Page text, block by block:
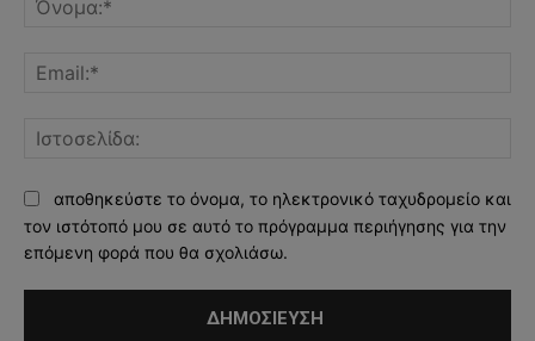
αποθηκεύστε το όνομα, το ηλεκτρονικό ταχυδρομείο και
τον ιστότοπό μου σε αυτό το πρόγραμμα περιήγησης για την
επόμενη φορά που θα σχολιάσω.